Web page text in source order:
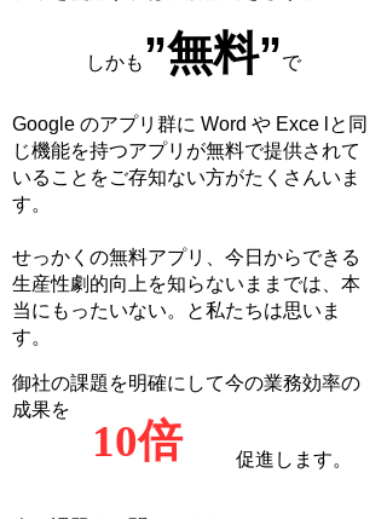
しかも ”無料”で
Google のアプリ群に Word や Exce lと同
じ機能を持つアプリが無料で提供されて
いることをご存知ない方がたくさんいま
す。
せっかくの無料アプリ、今日からできる
生産性劇的向上を知らないままでは、本
当にもったいない。と私たちは思いま
す。
10倍
御社の課題を明確にして今の業務効率の
成果を
促進します。